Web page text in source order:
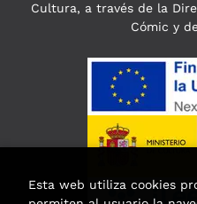
Cultura, a través de la
Cómic y
Esta web utiliza cookies